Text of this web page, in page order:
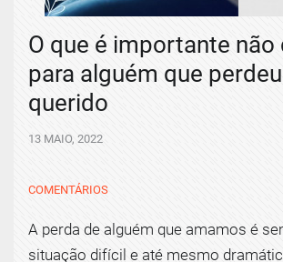
O que é importante não
para alguém que
querido
13 MAIO, 2022
COMENTÁRIOS
A perda de alguém que amamos é
situação difícil e até mesmo